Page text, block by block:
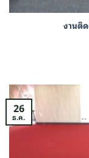
งานติ
26
ธ.ค.